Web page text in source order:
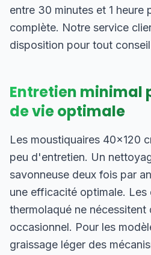
entre 30 minutes et 1 heure
complète. Notre service
disposition pour tout
Entretien minimal
de vie optimale
Les moustiquaires 40×120
peu d'entretien. Un
savonneuse deux fois par
une efficacité optimale. Les
thermolaqué ne
occasionnel. Pour les
graissage léger des